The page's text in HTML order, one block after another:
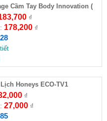
Cầm Tay Body Innovation (
₫
178,200₫
Honeys ECO-TV1
₫
27,000₫